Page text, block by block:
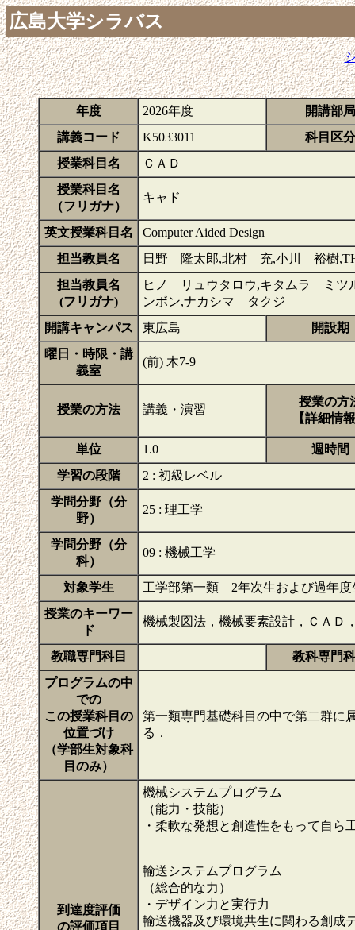
広島大学シラバス
年度 2026年度
開講部局
講義コード
K5033011
科目区分
授業科目名
ＣＡＤ
授業科目名
（フリガナ）
キャド
英文授業科目名
Computer Aided Design
担当教員名
日野 隆太郎,北村 充,小川 裕樹
担当教員名
(フリガナ)
ヒノ リュウタロウ,キタムラ ミ
ンボン,ナカシマ タクジ
開講キャンパス
東広島
開設期
曜日・時限・講
義室
(前) 木7-9
授業の方法 講義・演習
授業の方
【詳細情
単位 1.0
週時間
学習の段階
2 : 初級レベル
学問分野（分
野）
25 : 理工学
学問分野（分
科）
09 : 機械工学
対象学生
工学部第一類 2年次生および過年度
授業のキーワー
ド
機械製図法，機械要素設計，ＣＡＤ
教職専門科目
教科専門
プログラムの中
での
この授業科目の
位置づけ
（学部生対象科
目のみ）
第一類専門基礎科目の中で第二群に
る．
到達度評価
の評価項目
機械システムプログラム
（能力・技能）
・柔軟な発想と創造性をもって自ら
輸送システムプログラム
（総合的な力）
・デザイン力と実行力
輸送機器及び環境共生に関わる創成